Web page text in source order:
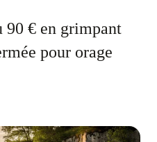
90 € en grimpant
pour orage